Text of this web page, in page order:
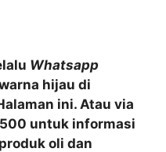
Whatsapp
hijau di
ini. Atau via
untuk informasi
oli dan